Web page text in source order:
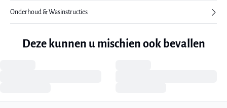
Onderhoud & Wasinstructies
Deze kunnen u mischien ook bevallen